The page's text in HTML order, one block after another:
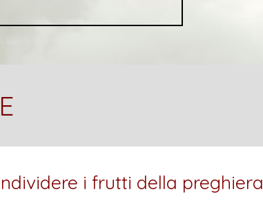
i frutti della preghiera